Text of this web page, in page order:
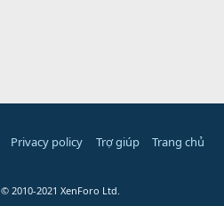
Privacy policy Trợ giúp Trang chủ
© 2010-2021 XenForo Ltd.